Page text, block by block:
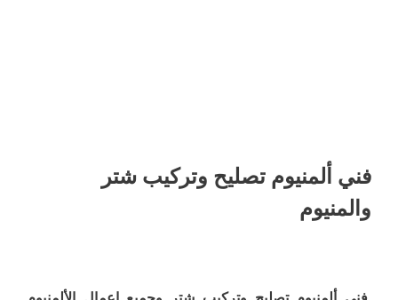
فني ألمنيوم تصليح وتركيب شتر
والمنيوم